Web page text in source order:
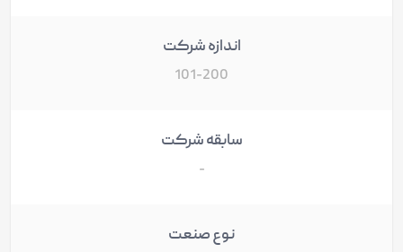
اندازه شرکت
101-200
سابقه شرکت
-
نوع صنعت